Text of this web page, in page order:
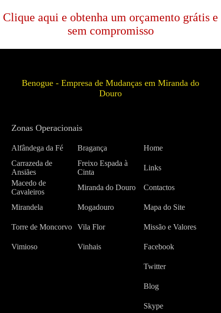
Clique aqui e obtenha um orçamento grátis e
sem compromisso
Benogue - Empresa de Mudanças em Miranda do
Douro
Zonas Operacionais
Alfândega da Fé Bragança
Home
Carrazeda de
Ansiães
Freixo Espada à
Cinta
Links
Macedo de
Cavaleiros
Miranda do Douro Contactos
Mirandela Mogadouro Mapa do Site
Torre de Moncorvo Vila Flor Missão e Valores
Vimioso Vinhais Facebook
Twitter
Blog
Skype